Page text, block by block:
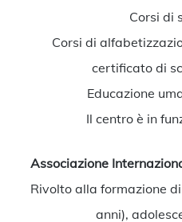
Corsi di
Corsi di
certificato di
Educazione
Il centro è in
Associazione
Rivolto alla formazione
anni),